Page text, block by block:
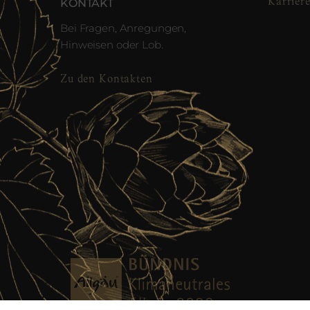
KONTAKT
Bei Fragen, Anregungen,
Hinweisen oder Lob.
Zu den Kontakten